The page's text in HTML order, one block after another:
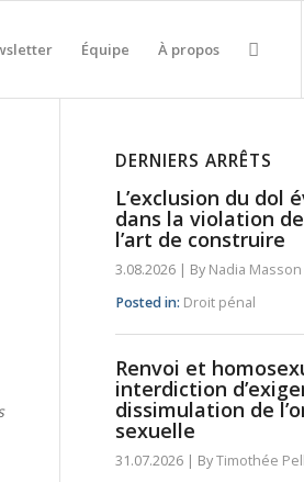
Équipe À propos
DERNIERS ARRÊTS
L’exclusion du dol
dans la violation
l’art de construire
3.08.2026 | By Nadia Masson
Posted in: Droit pénal
Renvoi et
interdiction
dissimulation de
sexuelle
31.07.2026 | ByTimothée